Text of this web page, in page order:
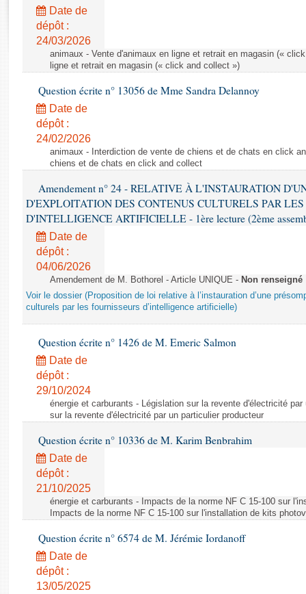
Rapports législatifs
Rapports sur l'application des lois
Baromètre de l’application des lois
Dossiers législatifs
Budget et sécurité sociale
Questions écrites et orales
Comptes rendus des débats
Date de
dépôt :
24/03/2026
animaux - Vente d'animaux en ligne et retrait en magasin («
ligne et retrait en magasin (« click and collect »)
Question écrite n° 13056 de Mme Sandra Delannoy
Date de
dépôt :
24/02/2026
animaux - Interdiction de vente de chiens et de chats en click
chiens et de chats en click and collect
Amendement n° 24 - RELATIVE À L'INSTAURATION
D'EXPLOITATION DES CONTENUS CULTURELS PAR LES
D'INTELLIGENCE ARTIFICIELLE - 1ère lecture (2ème
Date de
dépôt :
04/06/2026
Amendement de M. Bothorel - Article UNIQUE - Non renseigné
Voir le dossier (Proposition de loi relative à l’instauration d’une
culturels par les fournisseurs d’intelligence artificielle)
Question écrite n° 1426 de M. Emeric Salmon
Date de
dépôt :
29/10/2024
énergie et carburants - Législation sur la revente d'électricité
sur la revente d'électricité par un particulier producteur
Question écrite n° 10336 de M. Karim Benbrahim
Date de
dépôt :
21/10/2025
énergie et carburants - Impacts de la norme NF C 15-100 sur
Impacts de la norme NF C 15-100 sur l'installation de kits
Question écrite n° 6574 de M. Jérémie Iordanoff
Date de
dépôt :
13/05/2025